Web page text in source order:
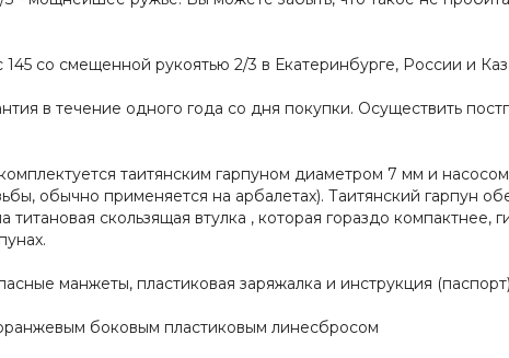
со смещенной рукоятью 2/3 в Екатеринбурге, России и
в течение одного года со дня покупки. Осуществить
таитянским гарпуном диаметром 7 мм и
обычно применяется на арбалетах). Таитянский гарпун
титановая скользящая втулка , которая гораздо
манжеты, пластиковая заряжалка и инструкция
боковым пластиковым линесбросом